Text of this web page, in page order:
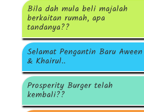
Bila dah mula beli majalah
berkaitan rumah, apa
tandanya??
Selamat Pengantin Baru Aween
& Khairul..
Prosperity Burger telah
kembali??